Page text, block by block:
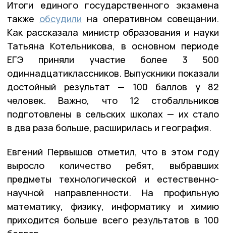
Итоги единого государственного экзамена
также обсудили на оперативном совещании.
Как рассказала министр образования и науки
Татьяна Котельникова, в основном периоде
ЕГЭ приняли участие более 3 500
одиннадцатиклассников. Выпускники показали
достойный результат — 100 баллов у 82
человек. Важно, что 12 стобалльников
подготовлены в сельских школах — их стало
в два раза больше, расширилась и география.
Евгений Первышов отметил, что в этом году
выросло количество ребят, выбравших
предметы технологической и естественно-
научной направленности. На профильную
математику, физику, информатику и химию
приходится больше всего результатов в 100